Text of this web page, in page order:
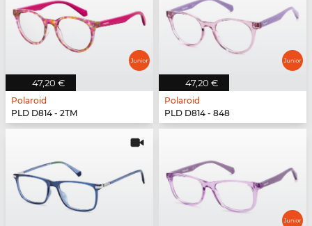
47,20 €
Polaroid
PLD D814 - 2TM
47,20 €
Polaroid
PLD D814 - 848